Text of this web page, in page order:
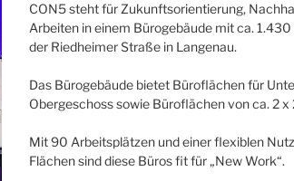
CON5 steht für Zukunftsorientierung,
Arbeiten in einem Bürogebäude mit ca.
der Riedheimer Straße in Langenau.
Das Bürogebäude bietet Büroflächen für
Obergeschoss sowie Büroflächen von ca. 2 x
Mit 90 Arbeitsplätzen und einer flexiblen
Flächen sind diese Büros fit für „New Work“.